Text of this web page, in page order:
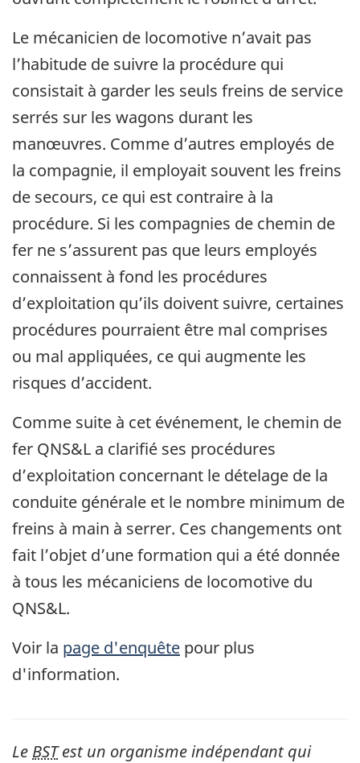
Le mécanicien de locomotive n’avait pas
l’habitude de suivre la procédure qui
consistait à garder les seuls freins de service
serrés sur les wagons durant les
manœuvres. Comme d’autres employés de
la compagnie, il employait souvent les freins
de secours, ce qui est contraire à la
procédure. Si les compagnies de chemin de
fer ne s’assurent pas que leurs employés
connaissent à fond les procédures
d’exploitation qu’ils doivent suivre, certaines
procédures pourraient être mal comprises
ou mal appliquées, ce qui augmente les
risques d’accident.
Comme suite à cet événement, le chemin de
fer QNS&L a clarifié ses procédures
d’exploitation concernant le dételage de la
conduite générale et le nombre minimum de
freins à main à serrer. Ces changements ont
fait l’objet d’une formation qui a été donnée
à tous les mécaniciens de locomotive du
QNS&L.
Voir la page d'enquête pour plus
d'information.
Le BSTest un organisme indépendant qui